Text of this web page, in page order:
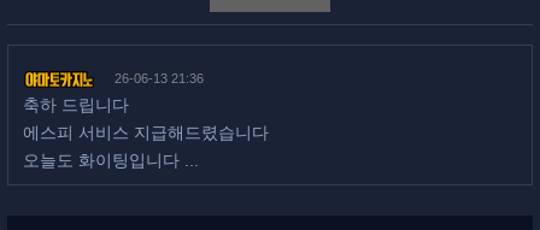
26-06-13 21:36
축하 드립니다
에스피 서비스 지급해드렸습니다
오늘도 화이팅입니다 ...